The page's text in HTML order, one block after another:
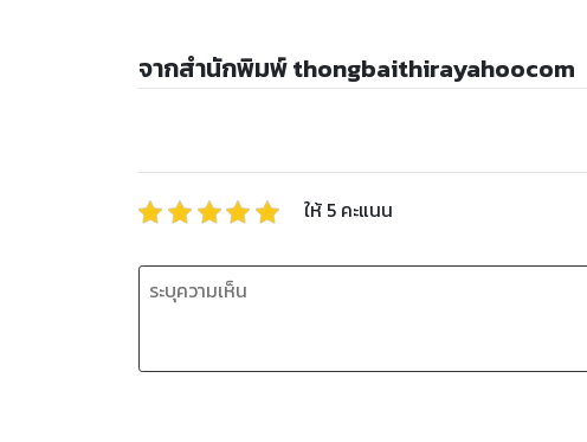
จากสำนักพิมพ์ thongbaithirayahoocom
ให้ 5 คะแนน